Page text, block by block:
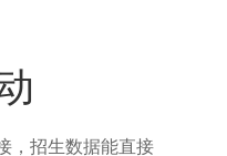
，招生数据能直接